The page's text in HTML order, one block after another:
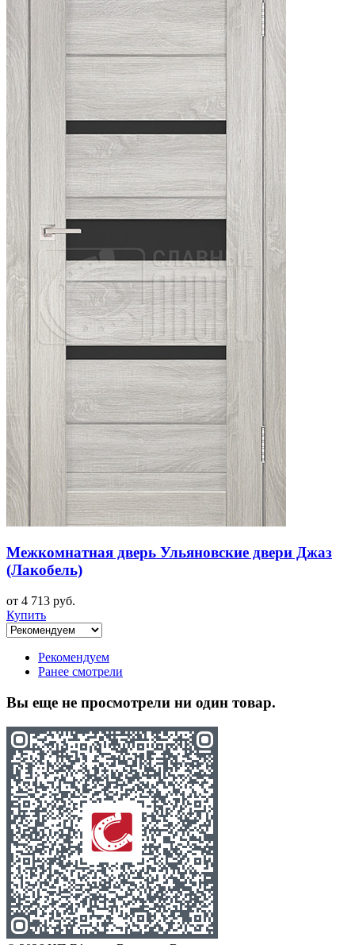
Межкомнатная дверь Ульяновские двери Джаз
(Лакобель)
от 4 713 руб.
Купить
Рекомендуем
Ранее смотрели
Вы еще не просмотрели ни один товар.